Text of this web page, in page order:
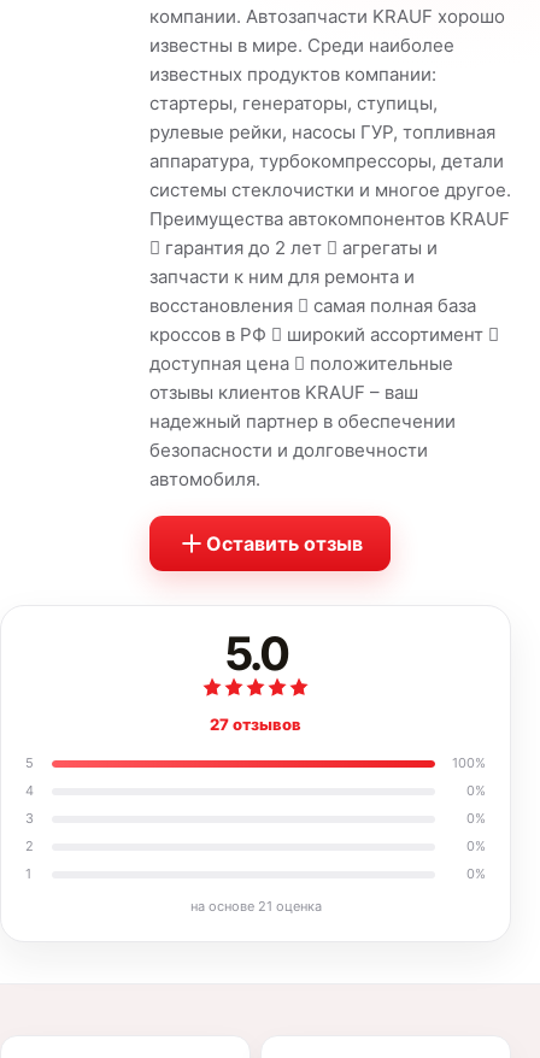
компании. Автозапчасти KRAUF хорошо
известны в мире. Среди наиболее
известных продуктов компании:
стартеры, генераторы, ступицы,
рулевые рейки, насосы ГУР, топливная
аппаратура, турбокомпрессоры, детали
системы стеклочистки и многое другое.
Преимущества автокомпонентов KRAUF
 гарантия до 2 лет  агрегаты и
запчасти к ним для ремонта и
восстановления  самая полная база
кроссов в РФ  широкий ассортимент 
доступная цена  положительные
отзывы клиентов KRAUF – ваш
надежный партнер в обеспечении
безопасности и долговечности
автомобиля.
Оставить отзыв
5.0
27 отзывов
5 100%
4
0%
3
0%
2
0%
1
0%
на основе 21 оценка